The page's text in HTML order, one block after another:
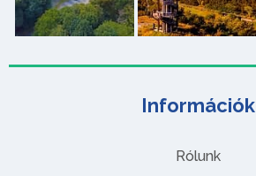
Információk
Rólunk